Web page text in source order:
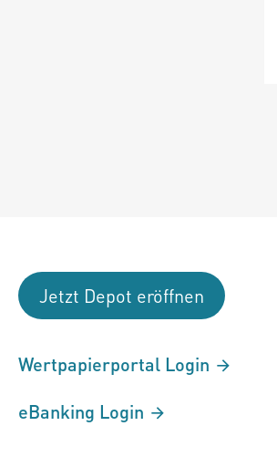
Jetzt Depot eröffnen
Wertpapierportal Login
eBanking Login